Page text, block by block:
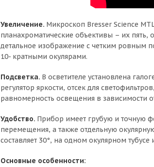
Увеличение. Микроскоп Bresser Science
планахроматические объективы – их пять,
детальное изображение с четким ровным
10- кратными окулярами.
Подсветка. В осветителе установлена
регулятор яркости, отсек для
равномерность освещения в зависимости
Удобство. Прибор имеет грубую и точную
перемещения, а также отдельную
составляет 30°, на одном окулярном
Основные особенности: